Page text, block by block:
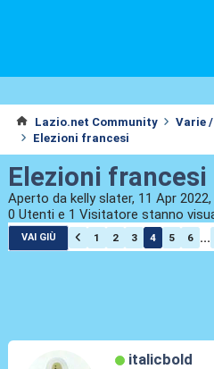
Lazio.net Community Varie
Elezioni francesi
Elezioni francesi
Aperto da kelly slater, 11 Apr 2022,
0 Utenti e 1 Visitatore stanno
VAI GIÙ 1 2 3 4 5 6 ...
italicbold